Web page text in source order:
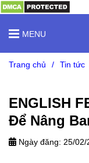
MENU
Trang chủ / Tin tức
ENGLISH
Để Nâng
Ngày đăng: 25/02/